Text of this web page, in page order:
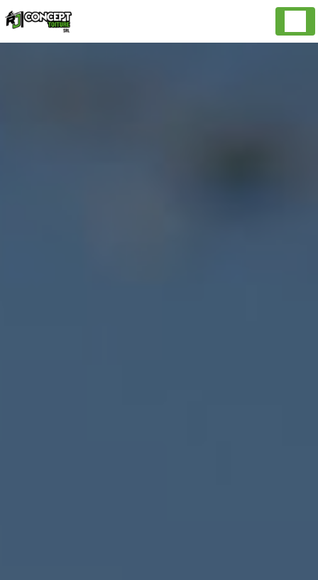
Panneau de gestion des cookies